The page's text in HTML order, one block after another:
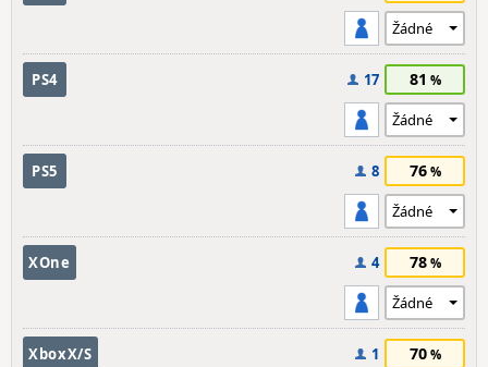
PS4 17 81
PS5 8 76
XOne 4 78
XboxX/S 1 70